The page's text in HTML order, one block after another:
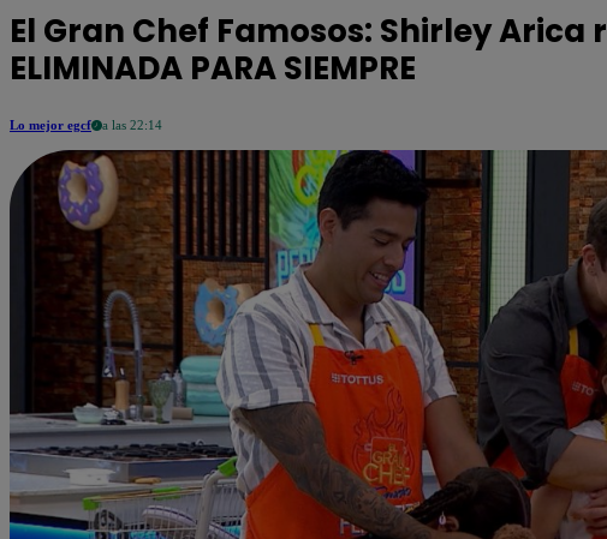
El Gran Chef Famosos: Shirley
ELIMINADA PARA SIEMPRE
Lo mejor egcf a las 22:14